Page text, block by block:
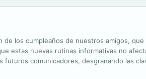
los cumpleaños de nuestros amigos,
estas nuevas rutinas informativas no
comunicadores, desgranando las